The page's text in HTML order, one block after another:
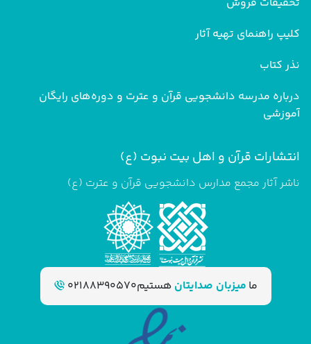
کلیپ راهنمای تهیه آثار
نذر کتاب
درباره مدرسه دانشجویی قرآن و عترت و دوره‌های رایگان
آموزشی
انتشارات قرآن و اهل بیت نبوت (ع)
ناشر آثار مجمع مدارس دانشجویی قرآن و عترت (ع)
ما میزبان صدایتان هستیم02188390570